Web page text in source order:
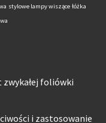
stylowe lampy wiszące łóżka
foliówki
i zastosowanie